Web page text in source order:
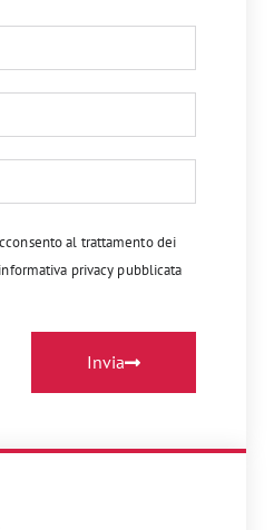
al trattamento dei
privacy pubblicata
Invia